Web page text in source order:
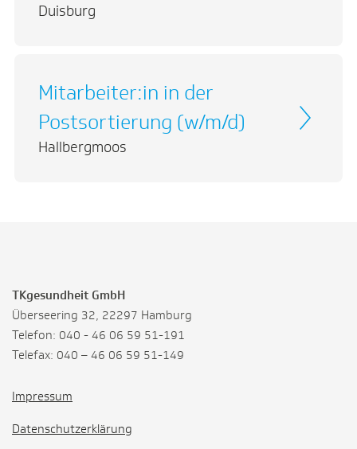
Duisburg
Mitarbeiter:in in der
Postsortierung (w/m/d)
Hallbergmoos
TKgesundheit GmbH
Überseering 32, 22297 Hamburg
Telefon: 040 - 46 06 59 51-191
Telefax: 040 – 46 06 59 51-149
Impressum
Datenschutzerklärung